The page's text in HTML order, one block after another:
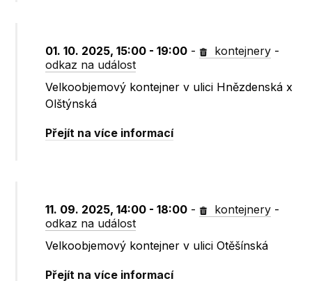
01. 10. 2025, 15:00 - 19:00 - kontejnery -
odkaz na událost
Velkoobjemový kontejner v ulici Hnězdenská x
Olštýnská
Přejít na více informací
11. 09. 2025, 14:00 - 18:00 - kontejnery -
odkaz na událost
Velkoobjemový kontejner v ulici Otěšínská
Přejít na více informací